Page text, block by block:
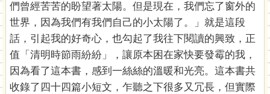
們曾經苦苦的盼望著太陽。但是現在，我們忘了窗外的
世界，因為我們有我們自己的小太陽了。」就是這段
話，引起我的好奇心，也勾起了我往下閱讀的興致，正
值「清明時節雨紛紛」，讓原本困在家快要發霉的我，
因為看了這本書，感到一絲絲的溫暖和光亮。這本書共
收錄了四十四篇小短文，乍聽之下很多又冗長，但實際